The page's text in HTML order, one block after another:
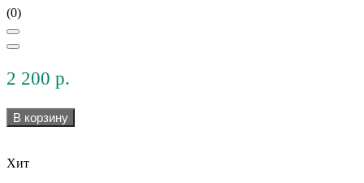
(0)
2 200 р.
В корзину
Хит